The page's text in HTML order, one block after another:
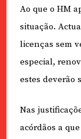
Ao que o HM
situação.
licenças sem
especial,
estes deverão
Nas
acórdãos a